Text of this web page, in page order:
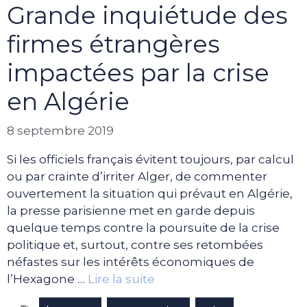
Grande inquiétude des
firmes étrangères
impactées par la crise
en Algérie
8 septembre 2019
Si les officiels français évitent toujours, par calcul
ou par crainte d’irriter Alger, de commenter
ouvertement la situation qui prévaut en Algérie,
la presse parisienne met en garde depuis
quelque temps contre la poursuite de la crise
politique et, surtout, contre ses retombées
néfastes sur les intérêts économiques de
l’Hexagone … Lire la suite